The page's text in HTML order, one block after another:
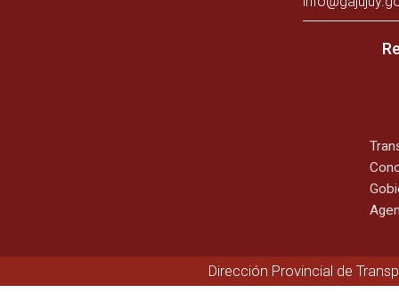
Dirección Provincial de